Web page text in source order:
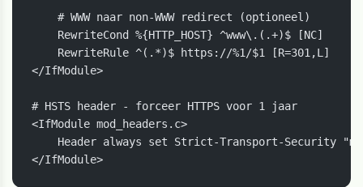
    # WWW naar non-WWW redirect (optioneel)
    RewriteCond %{HTTP_HOST} ^www\.(.+)$ [NC]
    RewriteRule ^(.*)$ https://%1/$1 [R=301,L]
</IfModule>
# HSTS header - forceer HTTPS voor 1 jaar
<IfModule mod_headers.c>
Header always set Strict-Transport-Security
</IfModule>